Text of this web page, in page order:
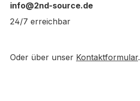
info@2nd-source.de
24/7 erreichbar
Oder über unser Kontaktformular.